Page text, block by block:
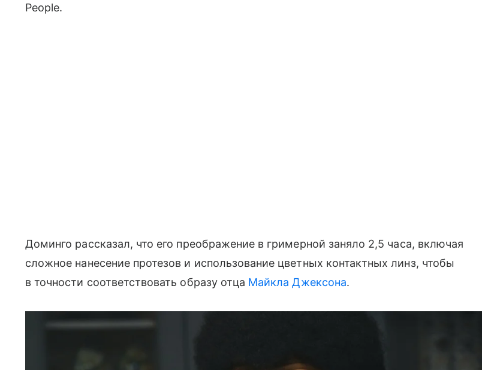
People.
Доминго рассказал, что его преображение в гримерной заняло 2,5 часа, включая
сложное нанесение протезов и использование цветных контактных линз, чтобы
в точности соответствовать образу отца Майкла Джексона.